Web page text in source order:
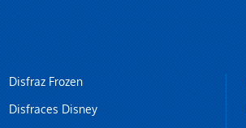
Disfraz Frozen
Disfraces Disney